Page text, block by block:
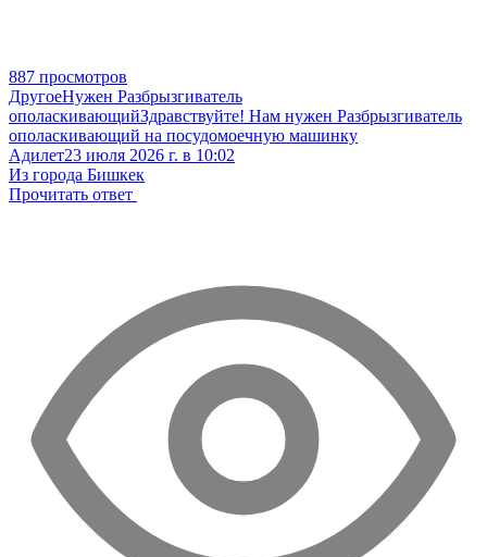
887 просмотров
ДругоеНужен Разбрызгиватель
ополаскивающийЗдравствуйте! Нам нужен Разбрызгиватель
ополаскивающий на посудомоечную машинку
Адилет23 июля 2026 г. в 10:02
Из города Бишкек
Прочитать ответ